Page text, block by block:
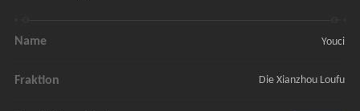
Name Youci
Fraktion Die Xianzhou Loufu